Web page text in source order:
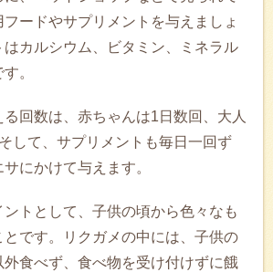
ードやサプリメントを与えましょ
はカルシウム、ビタミン、ミネラル
。
回数は、赤ちゃんは1日数回、大人
して、サプリメントも毎日一回ず
にかけて与えます。
トとして、子供の頃から色々なも
です。リクガメの中には、子供の
外食べず、食べ物を受け付けずに餓